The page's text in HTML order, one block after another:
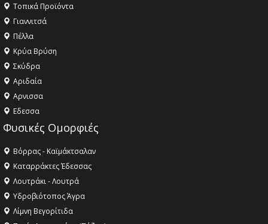
Τοπικά Προϊόντα
Γιαννιτσά
Πέλλα
Κρύα Βρύση
Σκύδρα
Αριδαία
Aρνισσα
Eδεσσα
Φυσικές Ομορφιές
Βόρρας - Καϊμάκτσαλαν
Καταρράκτες Έδεσσας
Λουτράκι - Λουτρά
Υδροβιότοπος Άγρα
Λίμνη Βεγορίτιδα